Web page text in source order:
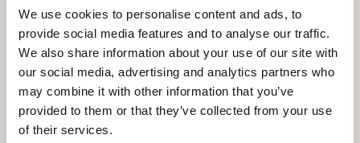
We use cookies to personalise content and ads, to
provide social media features and to analyse our traffic.
We also share information about your use of our site with
our social media, advertising and analytics partners who
may combine it with other information that you’ve
provided to them or that they’ve collected from your use
of their services.
Bilanci
Beni immobili e gestione patrimonio
Controlli e rilievi sull'amministrazione
Servizi Erogati